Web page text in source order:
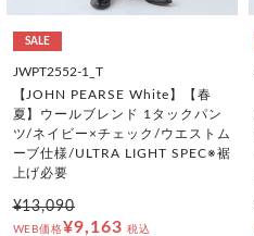
SALE
JWPT2552-1_T
【JOHN PEARSE White】【春
夏】ウールブレンド 1タックパン
ツ/ネイビー×チェック/ウエストム
ーブ仕様/ULTRA LIGHT SPEC※裾
上げ必要
¥13,090
WEB価格¥9,163 税込